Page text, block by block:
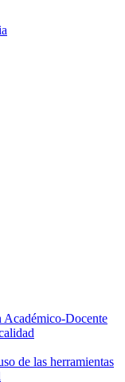
Docente
de las herramientas